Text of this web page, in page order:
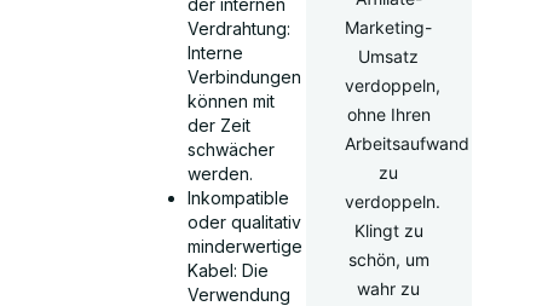
Verdrahtung:
Interne
Verbindungen
können mit
der Zeit
schwächer
werden.
Inkompatible
oder qualitativ
minderwertige
Kabel: Die
Verwendung
Marketing-
Umsatz
verdoppeln,
ohne Ihren
Arbeitsaufwand
zu
verdoppeln.
Klingt zu
schön, um
wahr zu